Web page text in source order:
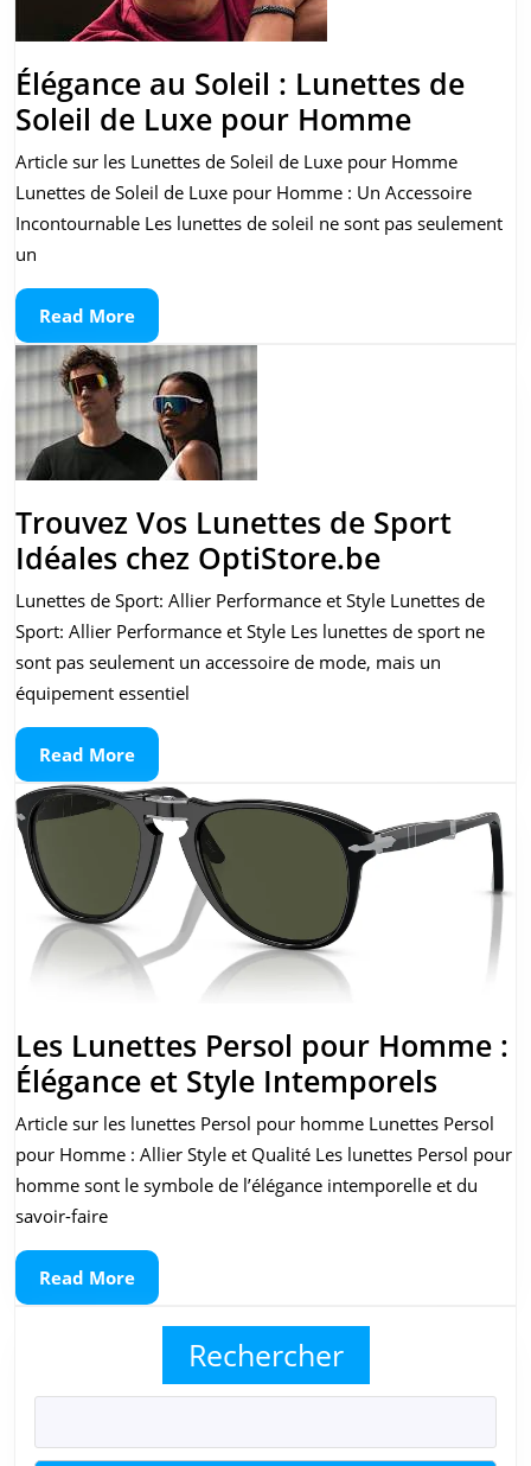
Élégance au Soleil : Lunettes de
Soleil de Luxe pour Homme
au
Soleil
:
Article sur les Lunettes de Soleil de Luxe pour Homme
Lunettes de Soleil de Luxe pour Homme : Un Accessoire
Incontournable Les lunettes de soleil ne sont pas seulement
un
Read MoreRead
More
Trouvez Vos Lunettes de Sport
Idéales chez OptiStore.beTrouvez
Vos
Lunettes
de
Lunettes de Sport: Allier Performance et Style Lunettes de
Sport: Allier Performance et Style Les lunettes de sport ne
sont pas seulement un accessoire de mode, mais un
équipement essentiel
Read MoreRead
More
Les Lunettes Persol pour Homme :
Élégance et Style Intemporels
Persol
pour
Article sur les lunettes Persol pour homme Lunettes Persol
pour Homme : Allier Style et Qualité Les lunettes Persol pour
homme sont le symbole de l’élégance intemporelle et du
savoir-faire
Read MoreRead
More
Rechercher